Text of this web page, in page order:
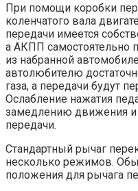
При помощи коробки
коленчатого вала
передачи имеется
а АКПП самостоятельно
из набранной
автолюбителю
газа, а передачи будут
Ослабление нажатия
замедлению движения
передачи.
Стандартный рычаг
несколько режимов.
положения для рычага